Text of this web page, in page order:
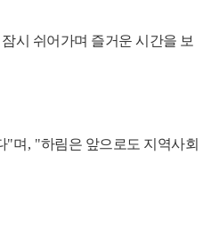
시 쉬어가며 즐거운 시간을 보
"며 , "하림은 앞으로도 지역사회